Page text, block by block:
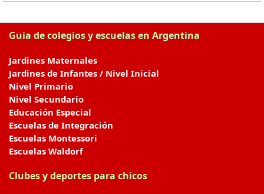
Guia de colegios y escuelas en Argentina
Jardines Maternales
Jardines de Infantes / Nivel Inicial
Nivel Primario
Nivel Secundario
Educación Especial
Escuelas de Integración
Escuelas Montessori
Escuelas Waldorf
Clubes y deportes para chicos